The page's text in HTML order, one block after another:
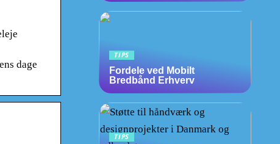
dage
TIPS
Fordele ved Mobilt
Bredbånd Erhverv
TIPS